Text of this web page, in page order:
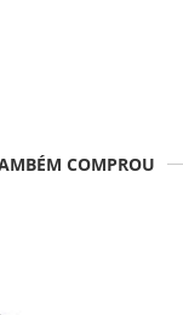
COMPROU